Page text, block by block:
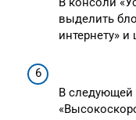
выделить
интернету»
В следующей